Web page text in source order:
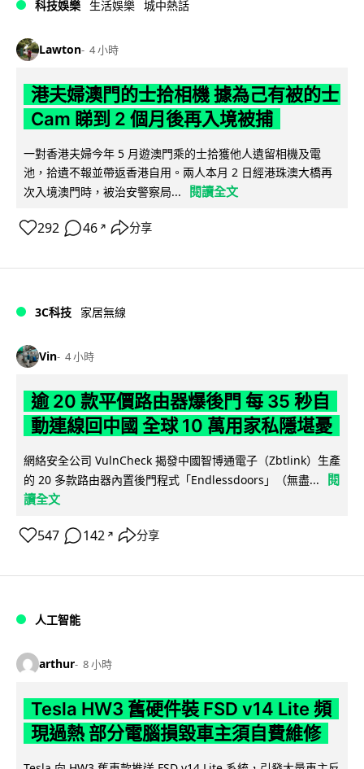
科技娛樂 生活娛樂 城中熱話
Lawton 4 小時
港夫婦澳門的士拾相機 據為己有被的士
Cam 睇到 2 個月後再入境被捕
一對香港夫婦今年 5 月遊澳門乘的士拾獲他人遺留相機及電
池，拾遺不報並帶返香港自用。兩人本月 2 日經港珠澳大橋再
次入境澳門時，被治安警察局...
閱讀全文
292 46 ↗ 分享
3C科技 家居無線
Vin 4 小時
逾 20 款平價路由器爆後門 每 35 秒自
動連線回中國 全球 10 萬用家私隱堪憂
網絡安全公司 VulnCheck 揭發中國智博通電子（Zbtlink）生產
的 20 多款路由器內置後門程式「Endlessdoors」（無盡...
閱
讀全文
547 142 ↗ 分享
人工智能
arthur 8 小時
Tesla HW3 舊硬件裝 FSD v14 Lite 頻
現過熱 部分電腦損毀車主須自費維修